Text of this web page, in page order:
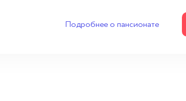
Подробнее о пансионате